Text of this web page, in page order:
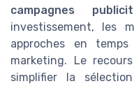
campagnes
investissement, les
approches en
marketing. Le
simplifier la